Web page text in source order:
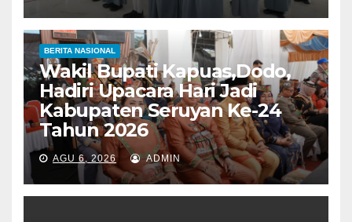
BERITA NASIONAL
Wakil Bupati Kapuas,Dodo,
Hadiri Upacara Hari Jadi
Kabupaten Seruyan Ke-24
Tahun 2026
AGU 6, 2026 ADMIN